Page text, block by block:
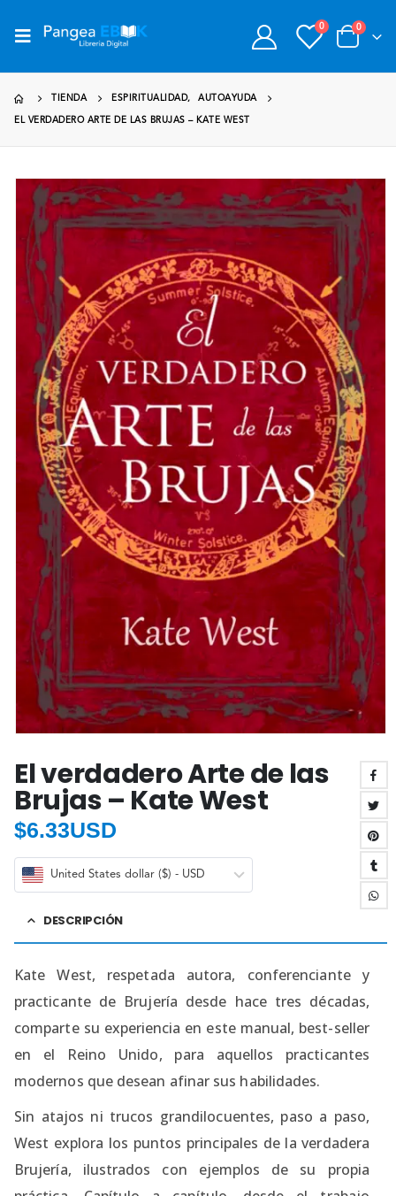
0 0
TIENDA ESPIRITUALIDAD, AUTOAYUDA
EL VERDADERO ARTE DE LAS BRUJAS – KATE WEST
El verdadero Arte de las
Brujas – Kate West
$6.33USD
United States dollar ($) - USD
DESCRIPCIÓN
Kate West, respetada autora, conferenciante y
practicante de Brujería desde hace tres décadas,
comparte su experiencia en este manual, best-seller
en el Reino Unido, para aquellos practicantes
modernos que desean afinar sus habilidades.
Sin atajos ni trucos grandilocuentes, paso a paso,
West explora los puntos principales de la verdadera
Brujería, ilustrados con ejemplos de su propia